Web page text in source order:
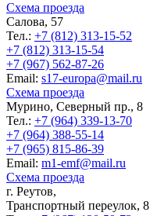
Схема проезда
Салова, 57
Тел.: +7 (812) 313-15-52
+7 (812) 313-15-54
+7 (967) 562-87-26
Еmail: s17-europa@mail.ru
Схема проезда
Мурино, Северный пр., 8
Тел.: +7 (964) 339-13-70
+7 (964) 388-55-14
+7 (965) 815-86-39
Еmail: m1-emf@mail.ru
Схема проезда
г. Реутов,
Транспортный переулок, 8